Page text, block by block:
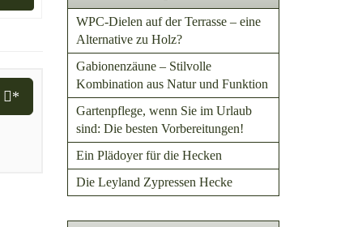
*
WPC-Dielen auf der Terrasse – eine
Alternative zu Holz?
Gabionenzäune – Stilvolle
Kombination aus Natur und Funktion
Gartenpflege, wenn Sie im Urlaub
sind: Die besten Vorbereitungen!
Ein Plädoyer für die Hecken
Die Leyland Zypressen Hecke